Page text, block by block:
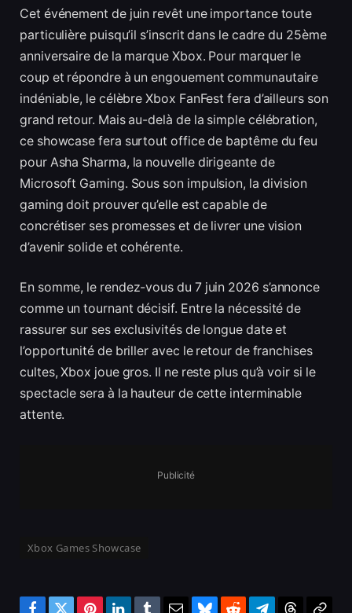
Cet événement de juin revêt une importance toute
particulière puisqu’il s’inscrit dans le cadre du 25ème
anniversaire de la marque Xbox. Pour marquer le
coup et répondre à un engouement communautaire
indéniable, le célèbre Xbox FanFest fera d’ailleurs son
grand retour. Mais au-delà de la simple célébration,
ce showcase fera surtout office de baptême du feu
pour Asha Sharma, la nouvelle dirigeante de
Microsoft Gaming. Sous son impulsion, la division
gaming doit prouver qu’elle est capable de
concrétiser ses promesses et de livrer une vision
d’avenir solide et cohérente.
En somme, le rendez-vous du 7 juin 2026 s’annonce
comme un tournant décisif. Entre la nécessité de
rassurer sur ses exclusivités de longue date et
l’opportunité de briller avec le retour de franchises
cultes, Xbox joue gros. Il ne reste plus qu’à voir si le
spectacle sera à la hauteur de cette interminable
attente.
Publicité
Xbox Games Showcase